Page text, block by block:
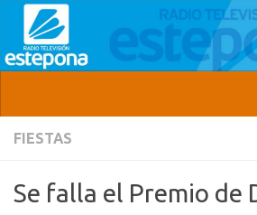
FIESTAS
Se falla el Premio de